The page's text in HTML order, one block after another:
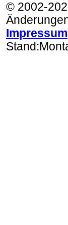
© 2002-
Impressum
Stand: